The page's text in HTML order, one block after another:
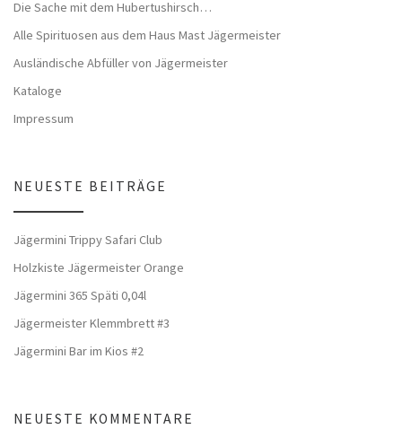
Die Sache mit dem Hubertushirsch…
Alle Spirituosen aus dem Haus Mast Jägermeister
Ausländische Abfüller von Jägermeister
Kataloge
Impressum
NEUESTE BEITRÄGE
Jägermini Trippy Safari Club
Holzkiste Jägermeister Orange
Jägermini 365 Späti 0,04l
Jägermeister Klemmbrett #3
Jägermini Bar im Kios #2
NEUESTE KOMMENTARE